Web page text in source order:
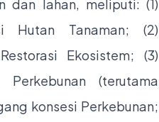
dan lahan, meliputi: (1)
Hutan Tanaman; (2)
Ekosistem; (3)
(terutama
konsesi Perkebunan;